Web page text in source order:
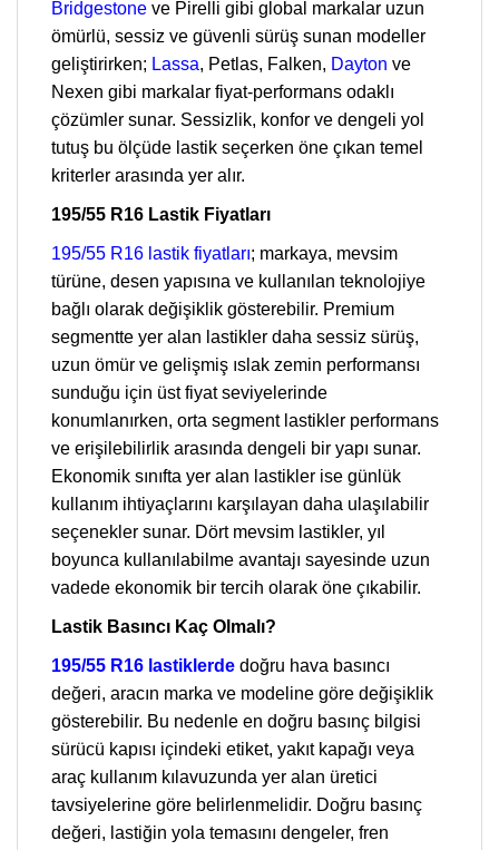
Bridgestone ve Pirelli gibi global markalar uzun
ömürlü, sessiz ve güvenli sürüş sunan modeller
geliştirirken; Lassa, Petlas, Falken, Dayton ve
Nexen gibi markalar fiyat-performans odaklı
çözümler sunar. Sessizlik, konfor ve dengeli yol
tutuş bu ölçüde lastik seçerken öne çıkan temel
kriterler arasında yer alır.
195/55 R16 Lastik Fiyatları
195/55 R16 lastik fiyatları; markaya, mevsim
türüne, desen yapısına ve kullanılan teknolojiye
bağlı olarak değişiklik gösterebilir. Premium
segmentte yer alan lastikler daha sessiz sürüş,
uzun ömür ve gelişmiş ıslak zemin performansı
sunduğu için üst fiyat seviyelerinde
konumlanırken, orta segment lastikler performans
ve erişilebilirlik arasında dengeli bir yapı sunar.
Ekonomik sınıfta yer alan lastikler ise günlük
kullanım ihtiyaçlarını karşılayan daha ulaşılabilir
seçenekler sunar. Dört mevsim lastikler, yıl
boyunca kullanılabilme avantajı sayesinde uzun
vadede ekonomik bir tercih olarak öne çıkabilir.
Lastik Basıncı Kaç Olmalı?
195/55 R16 lastiklerde doğru hava basıncı
değeri, aracın marka ve modeline göre değişiklik
gösterebilir. Bu nedenle en doğru basınç bilgisi
sürücü kapısı içindeki etiket, yakıt kapağı veya
araç kullanım kılavuzunda yer alan üretici
tavsiyelerine göre belirlenmelidir. Doğru basınç
değeri, lastiğin yola temasını dengeler, fren